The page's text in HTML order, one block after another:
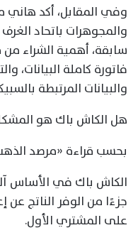
وفي المقابل، أكد هاني
والمجوهرات باتحاد
سابقة، أهمية الشراء
فاتورة كاملة البيانات،
والبيانات المرتبطة
هل الكاش باك هو
بحسب قراءة «مرصد
الكاش باك في الأساس
جزءًا من الوفر الناتج عن
على المشتري الأول.